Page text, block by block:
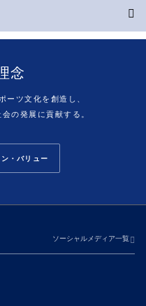
念
ーツ文化を創造し、
の発展に貢献する。
・バリュー
ソーシャルメディア一覧